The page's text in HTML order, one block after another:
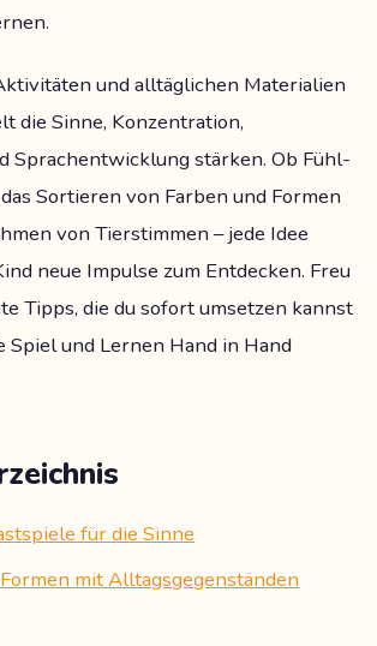
und alltäglichen Materialien
die Sinne, Konzentration,
Sprachentwicklung stärken. Ob Fühl-
Sortieren von Farben und Formen
von Tierstimmen – jede Idee
neue Impulse zum Entdecken. Freu
Tipps, die du sofort umsetzen kannst
Spiel und Lernen Hand in Hand
für die Sinne
mit Alltagsgegenständen